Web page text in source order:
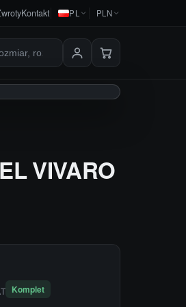
Kontakt PL PLN
VIVARO
Komplet